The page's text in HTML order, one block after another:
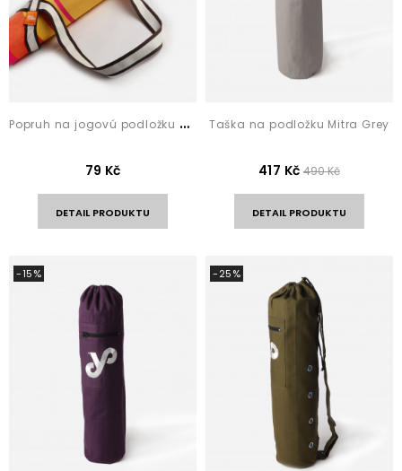
P
opruh na jogovú podložku Coffee Stripes
79 Kč
DETAIL PRODUKTU
Taška na podložku Mitra Grey
417 Kč 490 Kč
DETAIL PRODUKTU
-15% -25%